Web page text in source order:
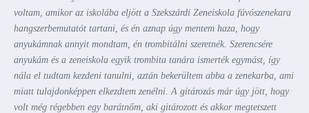
voltam, amikor az iskolába eljött a Szekszárdi Zeneiskola fúvószenekara
hangszerbemutatót tartani, és én aznap úgy mentem haza, hogy
anyukámnak annyit mondtam, én trombitálni szeretnék. Szerencsére
anyukám és a zeneiskola egyik trombita tanára ismerték egymást, így
nála el tudtam kezdeni tanulni, aztán bekerültem abba a zenekarba, ami
miatt tulajdonképpen elkezdtem zenélni. A gitározás már úgy jött, hogy
volt még régebben egy barátnőm, aki gitározott és akkor megtetszett